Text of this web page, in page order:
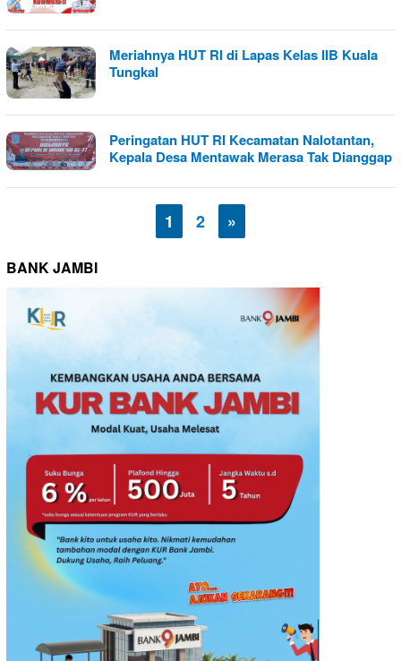
Meriahnya HUT RI di Lapas Kelas IIB Kuala
Tungkal
Peringatan HUT RI Kecamatan Nalotantan,
Kepala Desa Mentawak Merasa Tak Dianggap
1 2 »
BANK JAMBI